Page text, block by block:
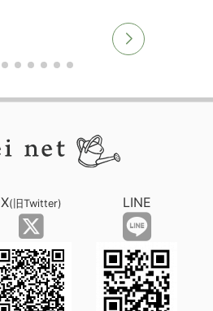
X(旧Twitter) LINE